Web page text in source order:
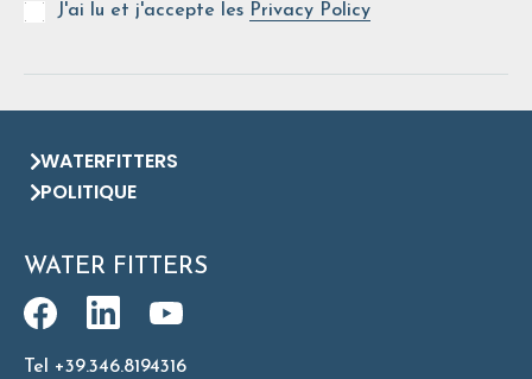
J'ai lu et j'accepte les Privacy Policy
WATERFITTERS
POLITIQUE
WATER FITTERS
Tel +39.346.8194316